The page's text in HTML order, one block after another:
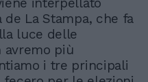
de La Stampa, che fa
luce delle
avremo più
i tre principali